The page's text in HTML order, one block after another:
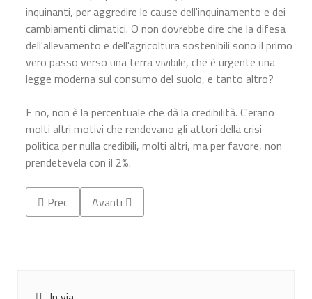
inquinanti, per aggredire le cause dell'inquinamento e dei
cambiamenti climatici. O non dovrebbe dire che la difesa
dell'allevamento e dell'agricoltura sostenibili sono il primo
vero passo verso una terra vivibile, che è urgente una
legge moderna sul consumo del suolo, e tanto altro?
E no, non è la percentuale che dà la credibilità. C'erano
molti altri motivi che rendevano gli attori della crisi
politica per nulla credibili, molti altri, ma per favore, non
prendetevela con il 2%.
Articolo precedente: Disavanzo ATO
Prec Articolo successivo: I DUE PESI E LA
Avanti